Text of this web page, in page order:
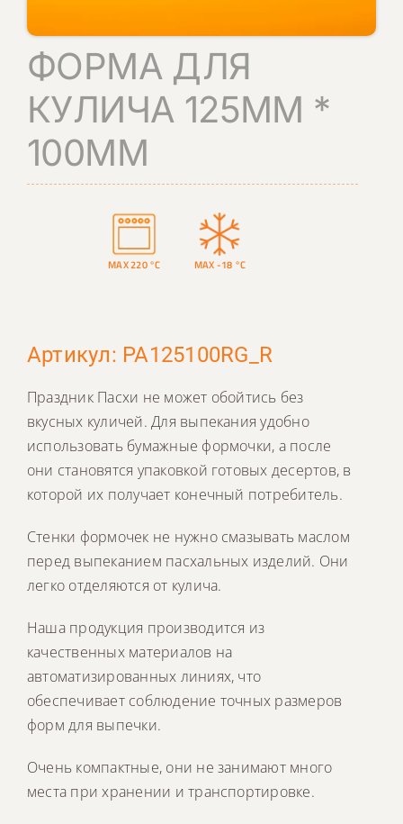
ПОИСК
ФОРМА ДЛЯ
КУЛИЧА 125ММ *
100ММ
MAX 220 °C MAX -18 °C
Артикул: PA125100RG_R
Праздник Пасхи не может обойтись без
вкусных куличей. Для выпекания удобно
использовать бумажные формочки, а после
они становятся упаковкой готовых десертов, в
которой их получает конечный потребитель.
Стенки формочек не нужно смазывать маслом
перед выпеканием пасхальных изделий. Они
легко отделяются от кулича.
Наша продукция производится из
качественных материалов на
автоматизированных линиях, что
обеспечивает соблюдение точных размеров
форм для выпечки.
Очень компактные, они не занимают много
места при хранении и транспортировке.